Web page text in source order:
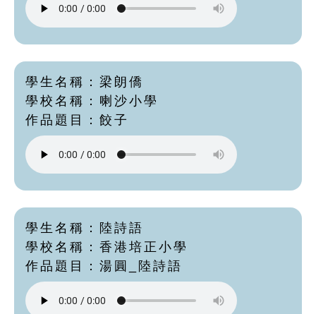
學生名稱：梁朗僑
學校名稱：喇沙小學
作品題目：餃子
學生名稱：陸詩語
學校名稱：香港培正小學
作品題目：湯圓_陸詩語